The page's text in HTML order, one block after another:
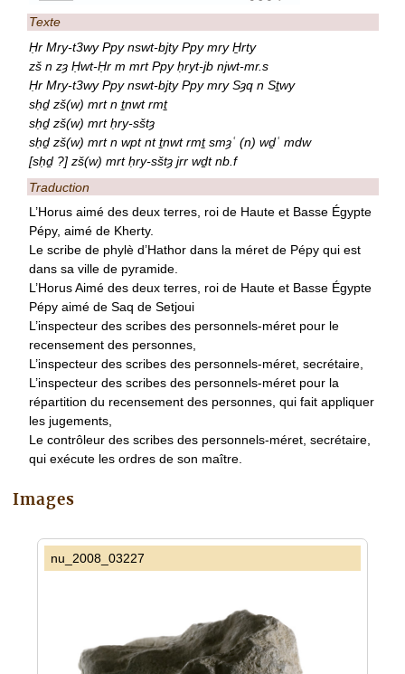
Texte
Ḥr Mry-t3wy Ppy nswt-bjty Ppy mry H̱rty
zš n zȝ Ḥwt-Ḥr m mrt Ppy ḥryt-jb njwt-mr.s
Ḥr Mry-t3wy Ppy nswt-bjty Ppy mry Sȝq n Sṯwy
sḥḏ zš(w) mrt n ṯnwt rmṯ
sḥḏ zš(w) mrt ḥry-sštȝ
sḥḏ zš(w) mrt n wpt nt ṯnwt rmṯ smȝʿ (n) wḏʿ mdw
[sḥḏ ?] zš(w) mrt ḥry-sštȝ jrr wḏt nb.f
Traduction
L’Horus aimé des deux terres, roi de Haute et Basse Égypte
Pépy, aimé de Kherty.
Le scribe de phylè d’Hathor dans la méret de Pépy qui est
dans sa ville de pyramide.
L’Horus Aimé des deux terres, roi de Haute et Basse Égypte
Pépy aimé de Saq de Setjoui
L’inspecteur des scribes des personnels-méret pour le
recensement des personnes,
L’inspecteur des scribes des personnels-méret, secrétaire,
L’inspecteur des scribes des personnels-méret pour la
répartition du recensement des personnes, qui fait appliquer
les jugements,
Le contrôleur des scribes des personnels-méret, secrétaire,
qui exécute les ordres de son maître.
Images
nu_2008_03227